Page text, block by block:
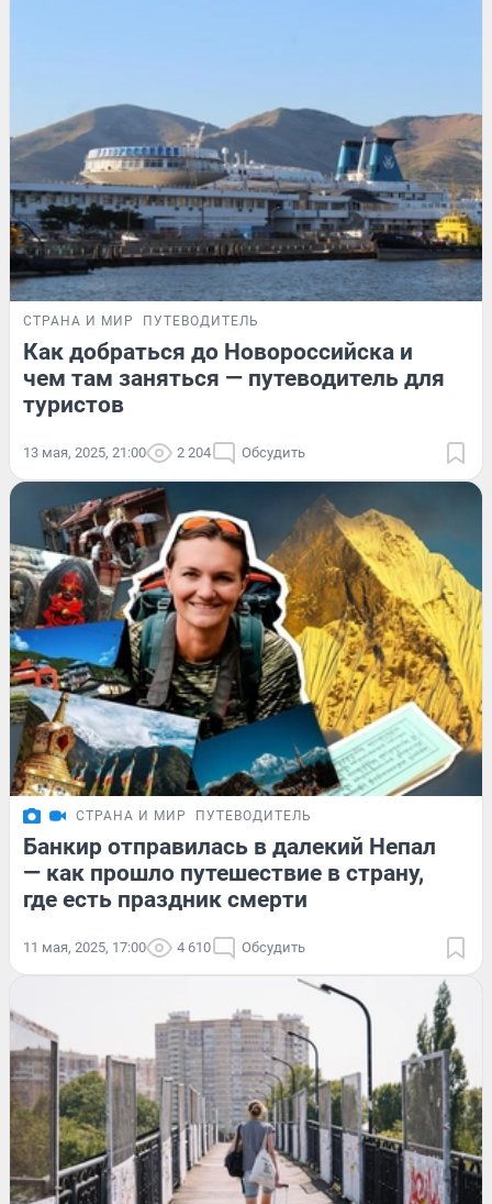
СТРАНА И МИР ПУТЕВОДИТЕЛЬ
Как добраться до Новороссийска и
чем там заняться — путеводитель для
туристов
13 мая, 2025, 21:00 2 204 Обсудить
СТРАНА И МИР ПУТЕВОДИТЕЛЬ
Банкир отправилась в далекий Непал
— как прошло путешествие в страну,
где есть праздник смерти
11 мая, 2025, 17:00 4 610 Обсудить